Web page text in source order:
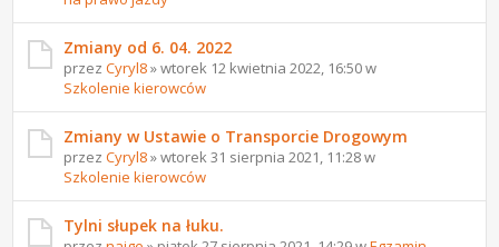
Zmiany od 6. 04. 2022
przezCyryl8» wtorek 12 kwietnia 2022, 16:50 w
Szkolenie kierowców
Zmiany w Ustawie o Transporcie Drogowym
przezCyryl8» wtorek 31 sierpnia 2021, 11:28 w
Szkolenie kierowców
Tylni słupek na łuku.